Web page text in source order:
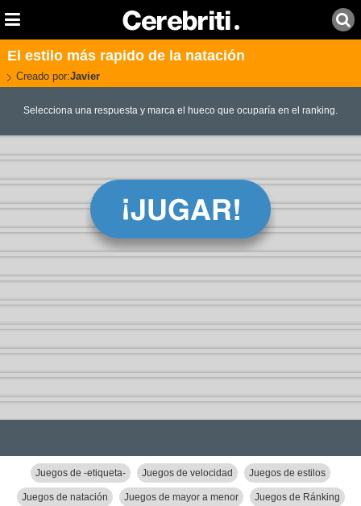
El estilo más rapido de la natación
Creado por:Javier
Selecciona una respuesta y marca el hueco que ocuparía en el ranking.
Juegos de -etiqueta- Juegos de velocidad Juegos de estilos
Juegos de natación Juegos de mayor a menor Juegos de Ránking